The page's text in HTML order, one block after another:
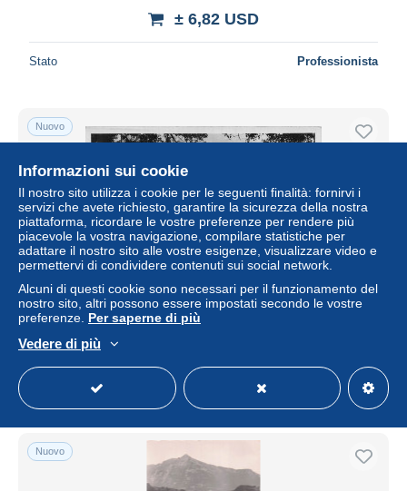
± 6,82 USD
Stato Professionista
Nuovo
74 CLUSES EGLISE
Professionista
Nuovo
Informazioni sui cookie
Il nostro sito utilizza i cookie per le seguenti finalità: fornirvi i
servizi che avete richiesto, garantire la sicurezza della nostra
piattaforma, ricordare le vostre preferenze per rendere più
piacevole la vostra navigazione, compilare statistiche per
adattare il nostro sito alle vostre esigenze, visualizzare video e
permettervi di condividere contenuti sui social network.
Alcuni di questi cookie sono necessari per il funzionamento del
nostro sito, altri possono essere impostati secondo le vostre
preferenze. Per saperne di più
Vedere di più